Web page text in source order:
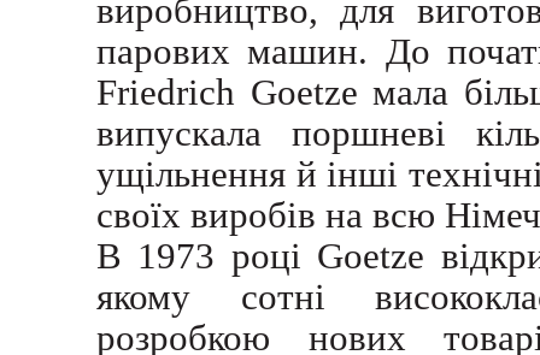
виробництво, для
парових машин. До
Friedrich Goetze мала
випускала поршневі
ущільнення й інші
своїх виробів на всю
В 1973 році Goetze
якому сотні
розробкою нових